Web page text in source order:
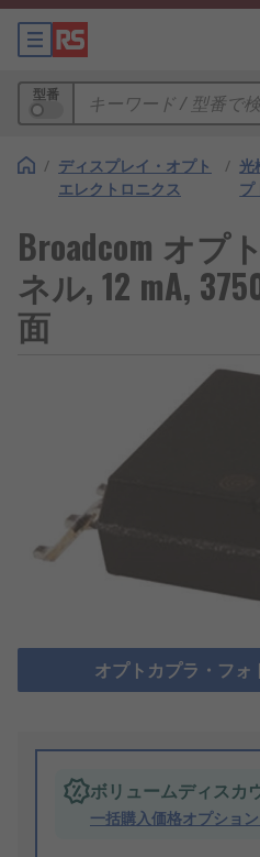
型番
/ ディスプレイ・オプト
エレクトロニクス
/ 光
プ
Broadcom オプ
ネル, 12 mA,
面
オプトカプラ・フォ
ボリュームディスカ
一括購入価格オプショ